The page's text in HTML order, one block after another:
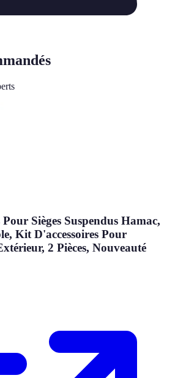
Sièges Suspendus Hamac,
Kit D'accessoires Pour
2 Pièces, Nouveauté